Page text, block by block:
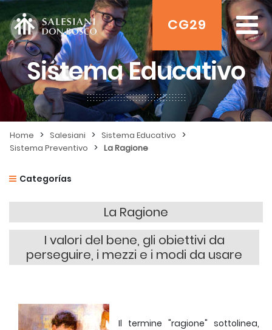
CG29
Sistema Educativo
Home > Salesiani > Sistema Educativo >
Sistema Preventivo > La Ragione
Categorías
La Ragione
I valori del bene, gli obiettivi da
perseguire, i mezzi e i modi da usare
Il termine "ragione" sottolinea,